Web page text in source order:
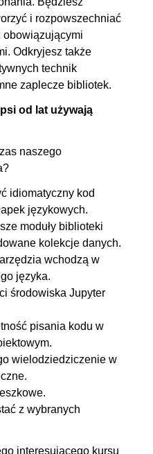
00:02:27
00:03:59
01:13:43
00:04:11
00:05:05
00:06:21
00:07:28
00:03:58
00:05:25
00:07:45
i rozpowszechniać
obowiązującymi
Odkryjesz także
technik
zaplecze bibliotek.
od lat używają
naszego
idiomatyczny kod
językowych.
moduły biblioteki
kolekcje danych.
wchodzą w
języka.
środowiska Jupyter
pisania kodu w
wielodziedziczenie w
z wybranych
interesującego kursu